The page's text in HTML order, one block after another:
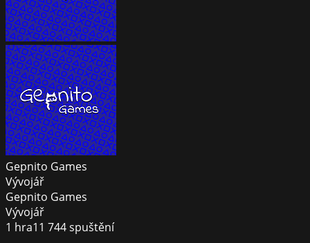
Gepnito Games
Vývojář
Gepnito Games
Vývojář
1 hra11 744spuštění